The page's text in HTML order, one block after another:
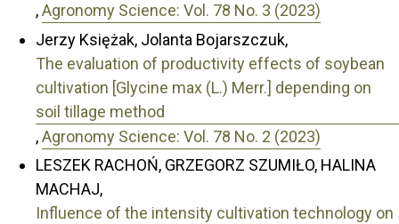
,Agronomy Science: Vol. 78 No. 3 (2023)
Jerzy Księżak, Jolanta Bojarszczuk,
The evaluation of productivity effects of soybean
cultivation [Glycine max (L.) Merr.] depending on
soil tillage method
,Agronomy Science: Vol. 78 No. 2 (2023)
LESZEK RACHOŃ, GRZEGORZ SZUMIŁO, HALINA
MACHAJ,
Influence of the intensity cultivation technology on